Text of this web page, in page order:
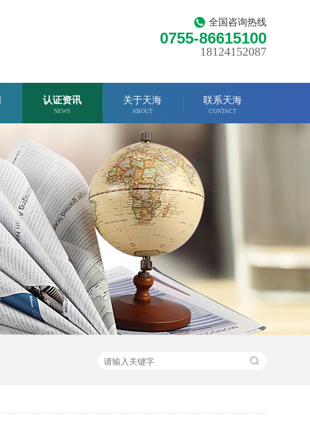
全国咨询热线
0755-86615100
18124152087
认证资讯
NEWS
关于天海
ABOUT
联系天海
CONTACT